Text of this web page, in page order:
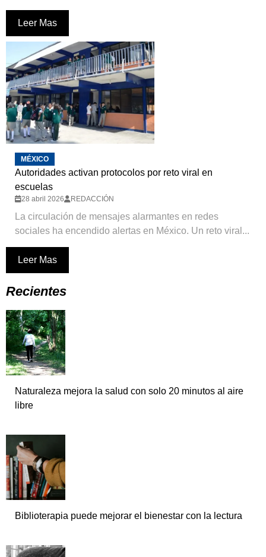
Leer Mas
MÉXICO
Autoridades activan protocolos por reto viral en
escuelas
28 abril 2026 REDACCIÓN
La circulación de mensajes alarmantes en redes
sociales ha encendido alertas en México. Un reto viral...
Leer Mas
Recientes
Naturaleza mejora la salud con solo 20 minutos al aire
libre
Biblioterapia puede mejorar el bienestar con la lectura